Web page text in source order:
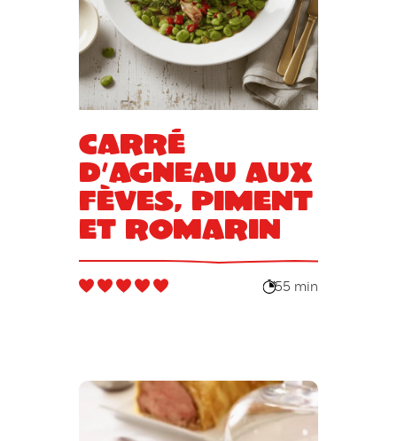
Carré
d’agneau aux
fèves, piment
et romarin
55 min